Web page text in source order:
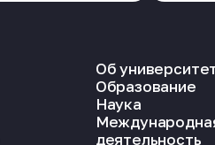
Об
Образование
Наука
деятельность